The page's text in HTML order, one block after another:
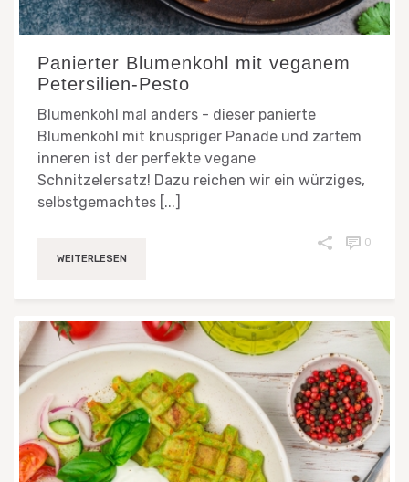
Panierter Blumenkohl mit veganem
Petersilien-Pesto
Blumenkohl mal anders - dieser panierte
Blumenkohl mit knuspriger Panade und zartem
inneren ist der perfekte vegane
Schnitzelersatz! Dazu reichen wir ein würziges,
selbstgemachtes [...]
WEITERLESEN
0